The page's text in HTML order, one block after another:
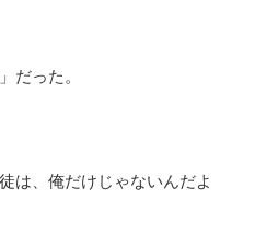
だった。
は、俺だけじゃないんだよ